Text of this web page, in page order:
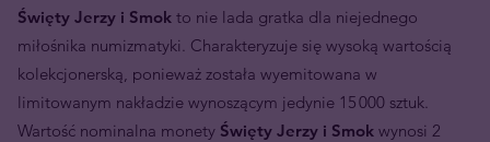
Święty Jerzy i Smok to nie lada gratka dla niejednego
miłośnika numizmatyki. Charakteryzuje się wysoką wartością
kolekcjonerską, ponieważ została wyemitowana w
limitowanym nakładzie wynoszącym jedynie 15 000 sztuk.
Wartość nominalna monety Święty Jerzy i Smok wynosi 2